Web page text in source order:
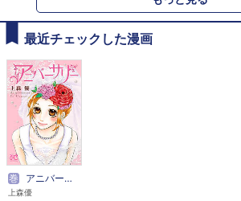
最近チェックした漫画
巻 アニバーサリー
上森優